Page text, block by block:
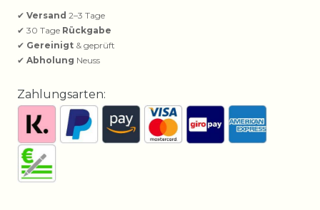
✔ Versand 2–3 Tage
✔ 30 Tage Rückgabe
✔ Gereinigt & geprüft
✔ Abholung Neuss
Zahlungsarten: